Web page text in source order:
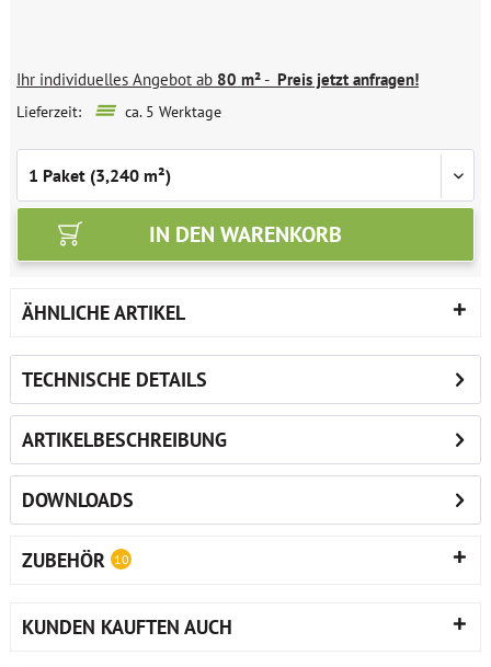
Ihr individuelles Angebot ab 80 m²- Preis jetzt anfragen!
Lieferzeit: ca. 5 Werktage
IN DEN WARENKORB
ÄHNLICHE ARTIKEL
TECHNISCHE DETAILS
ARTIKELBESCHREIBUNG
DOWNLOADS
ZUBEHÖR 10
KUNDEN KAUFTEN AUCH